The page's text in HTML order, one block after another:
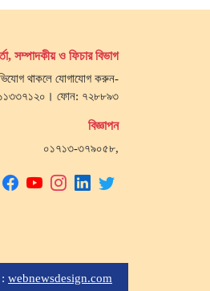
সম্পাদকীয় ও ফিচার বিভাগ
থাকলে যোগাযোগ করুন-
ফোন: ৭২৮৮৯৩
বিজ্ঞাপন
০১৭১৩-৩৭৯০৫৮,
webnewsdesign.com